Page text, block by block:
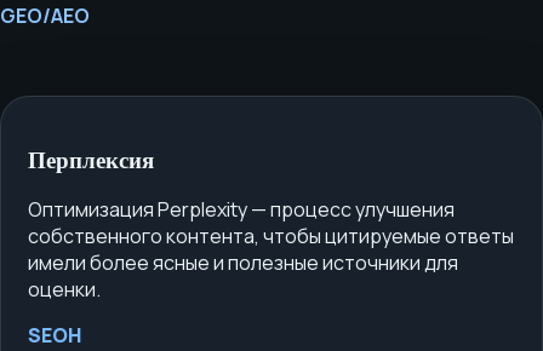
GEO/AEO
Перплексия
Оптимизация Perplexity — процесс улучшения
собственного контента, чтобы цитируемые ответы
имели более ясные и полезные источники для
оценки.
SEOH